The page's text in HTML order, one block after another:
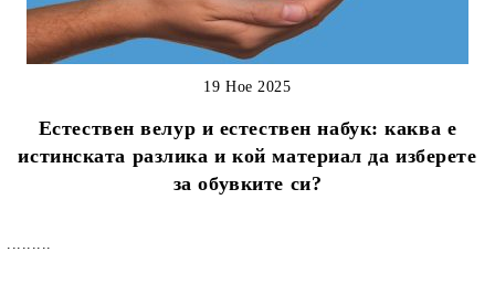
Естествен велур и естествен набук: каква е
истинската разлика и кой материал да изберете
за обувките си?
19 Ное 2025
.........